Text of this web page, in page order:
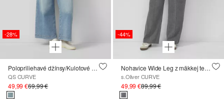
-28%
Polopriliehavé džínsy/Kulotové džínsy
QS CURVE
49,99 €69,99 €
-44%
Nohavice Wide Leg z mäkkej teplákovina s elastickým pásom
s.Oliver CURVE
49,99 €89,99 €